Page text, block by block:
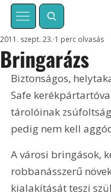
Bringarázs
2011. szept. 23. 1 perc olvasás
Biztonságos,
Safe
tárolóinak
pedig nem kell
A városi bringások,
robbanásszerű
kialakítását teszi